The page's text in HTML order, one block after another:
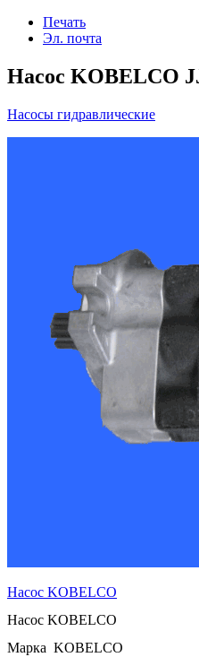
Печать
Эл. почта
Насос KOBELCO
Насосы гидравлические
Насос KOBELCO
Насос KOBELCO
Марка KOBELCO